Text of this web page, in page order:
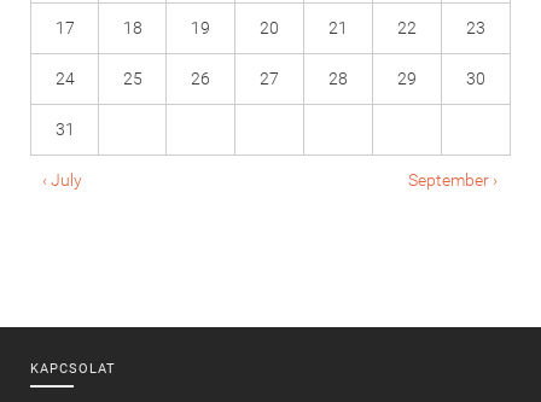
17 18 19 20 21 22 23
24 25 26 27 28 29 30
31
‹ July September ›
KAPCSOLAT